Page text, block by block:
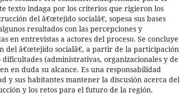
texto indaga por los criterios que rigieron los
del â€œtejido socialâ€, sopesa sus bases
resultados con las percepciones y
en entrevistas a actores del proceso. Se concluye
del â€œtejido socialâ€, a partir de la participación
(administrativas, organizacionales y de
en duda su alcance. Es una responsabilidad
y sus habitantes mantener la discusión acerca del
y los retos para el futuro de la región.